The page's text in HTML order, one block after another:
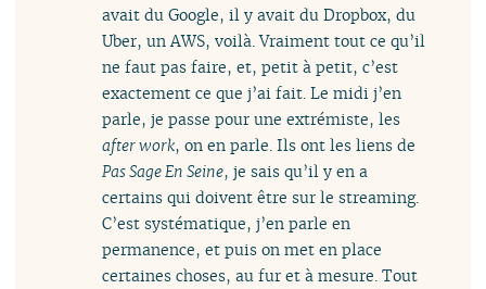
avait du Google, il y avait du Dropbox, du
Uber, un AWS, voilà. Vraiment tout ce qu’il
ne faut pas faire, et, petit à petit, c’est
exactement ce que j’ai fait. Le midi j’en
parle, je passe pour une extrémiste, les
after work, on en parle. Ils ont les liens de
Pas Sage En Seine, je sais qu’il y en a
certains qui doivent être sur le streaming.
C’est systématique, j’en parle en
permanence, et puis on met en place
certaines choses, au fur et à mesure. Tout